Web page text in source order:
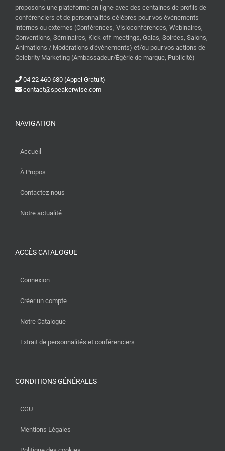
proposons une plateforme en ligne avec des centaines de profils de
conférenciers et de personnalités célèbres pour vos événements
internes ou externes (Conférences, Visioconférences, Webinaires,
Conventions, Séminaires, Kick-off meetings, Galas, Soirées, Salons,
Animations / Modérations d'événements) et/ou pour vos actions de
Celebrity Marketing (Ambassadeur/Égérie de marque, Publicité)
04 22 460 680 (Appel Gratuit)
contact@speakerwise.com
NAVIGATION
Accueil
À Propos
Contactez-nous
Notre actualité
ACCÈS CATALOGUE
Connexion
Créer un compte
Notre Catalogue
Extrait de personnalités et conférenciers
CONDITIONS GÉNÉRALES
CGU
Mentions Légales